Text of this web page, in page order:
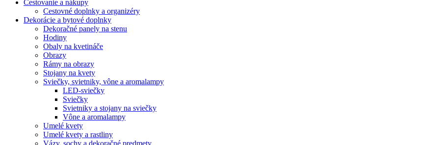
Cestovanie a nákupy
Cestovné doplnky a organizéry
Dekorácie a bytové doplnky
Dekoračné panely na stenu
Hodiny
Obaly na kvetináče
Obrazy
Rámy na obrazy
Stojany na kvety
Sviečky, svietniky, vône a aromalampy
LED-sviečky
Sviečky
Svietniky a stojany na sviečky
Vône a aromalampy
Umelé kvety
Umelé kvety a rastliny
Vázy, sochy a dekoračné predmety